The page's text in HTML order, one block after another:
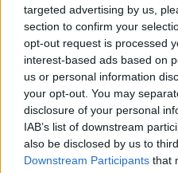
targeted advertising by us,
section to confirm your
opt-out request is processed
interest-based ads based on
us or personal information
your opt-out. You may
disclosure of your personal
IAB’s list of downstream
also be disclosed by us to
Downstream Participants that
Lietuva
Ugniagesiai dėl audros
nuverstų medžių į
iškvietimus vyko beveik
50 kartų